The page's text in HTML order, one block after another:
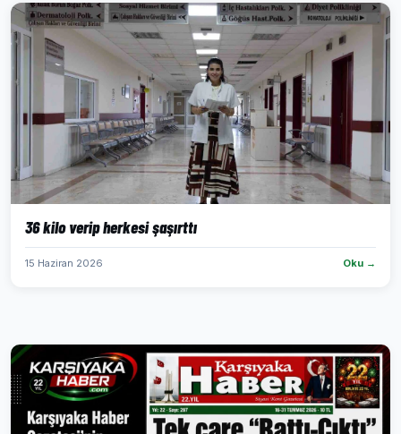
36 kilo verip herkesi şaşırttı
15 Haziran 2026 Oku →